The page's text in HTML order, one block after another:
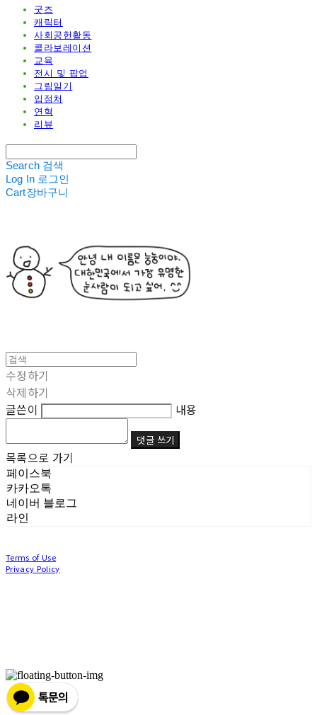
굿즈
캐릭터
사회공헌활동
콜라보레이션
교육
전시 및 팝업
그림일기
입점처
연혁
리뷰
Search 검색
Log In 로그인
Cart장바구니
수정하기
삭제하기
글쓴이
내용
댓글 쓰기
목록으로 가기
페이스북
카카오톡
네이버 블로그
라인
Terms of Use
Privacy Policy